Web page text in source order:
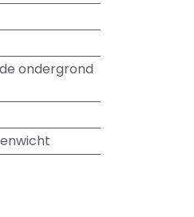
ondergrond